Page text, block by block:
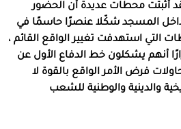
أثبتت محطات عديدة أن الحضور
المسجد شكّلا عنصرًا حاسمًا في
التي استهدفت تغيير الواقع القائم ،
أنهم يشكلون خط الدفاع الأول عن
فرض الأمر الواقع بالقوة لا
والدينية والوطنية للشعب